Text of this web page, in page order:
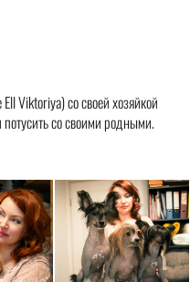
Viktoriya) со своей хозяйкой
со своими родными.